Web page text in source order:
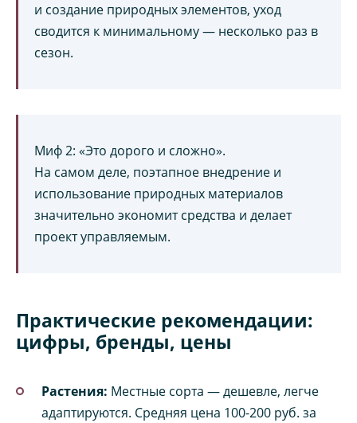
и создание природных элементов, уход
сводится к минимальному — несколько раз в
сезон.
Миф 2: «Это дорого и сложно».
На самом деле, поэтапное внедрение и
использование природных материалов
значительно экономит средства и делает
проект управляемым.
Практические рекомендации:
цифры, бренды, цены
Растения: Местные сорта — дешевле, легче
адаптируются. Средняя цена 100-200 руб. за